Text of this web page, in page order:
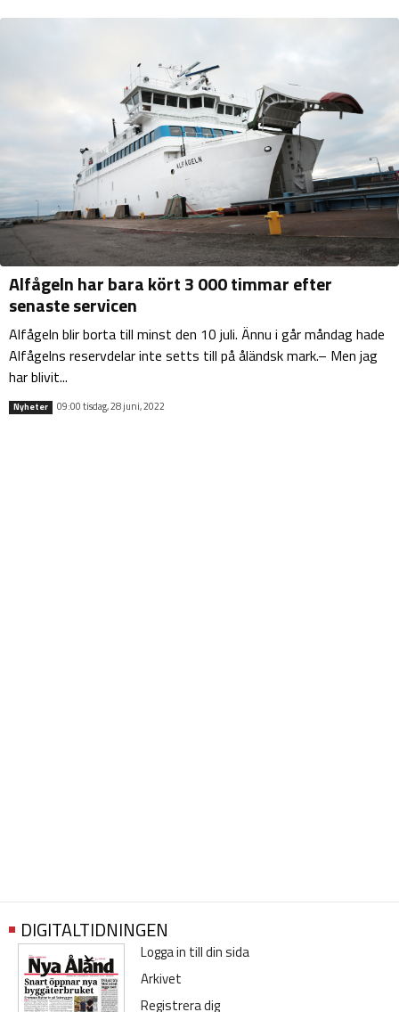
Alfågeln har bara kört 3 000 timmar efter
senaste servicen
Alfågeln blir borta till minst den 10 juli. Ännu i går måndag hade
Alfågelns reservdelar inte setts till på åländsk mark.– Men jag
har blivit...
Nyheter 09:00 tisdag, 28 juni, 2022
DIGITALTIDNINGEN
Logga in till din sida
Arkivet
Registrera dig